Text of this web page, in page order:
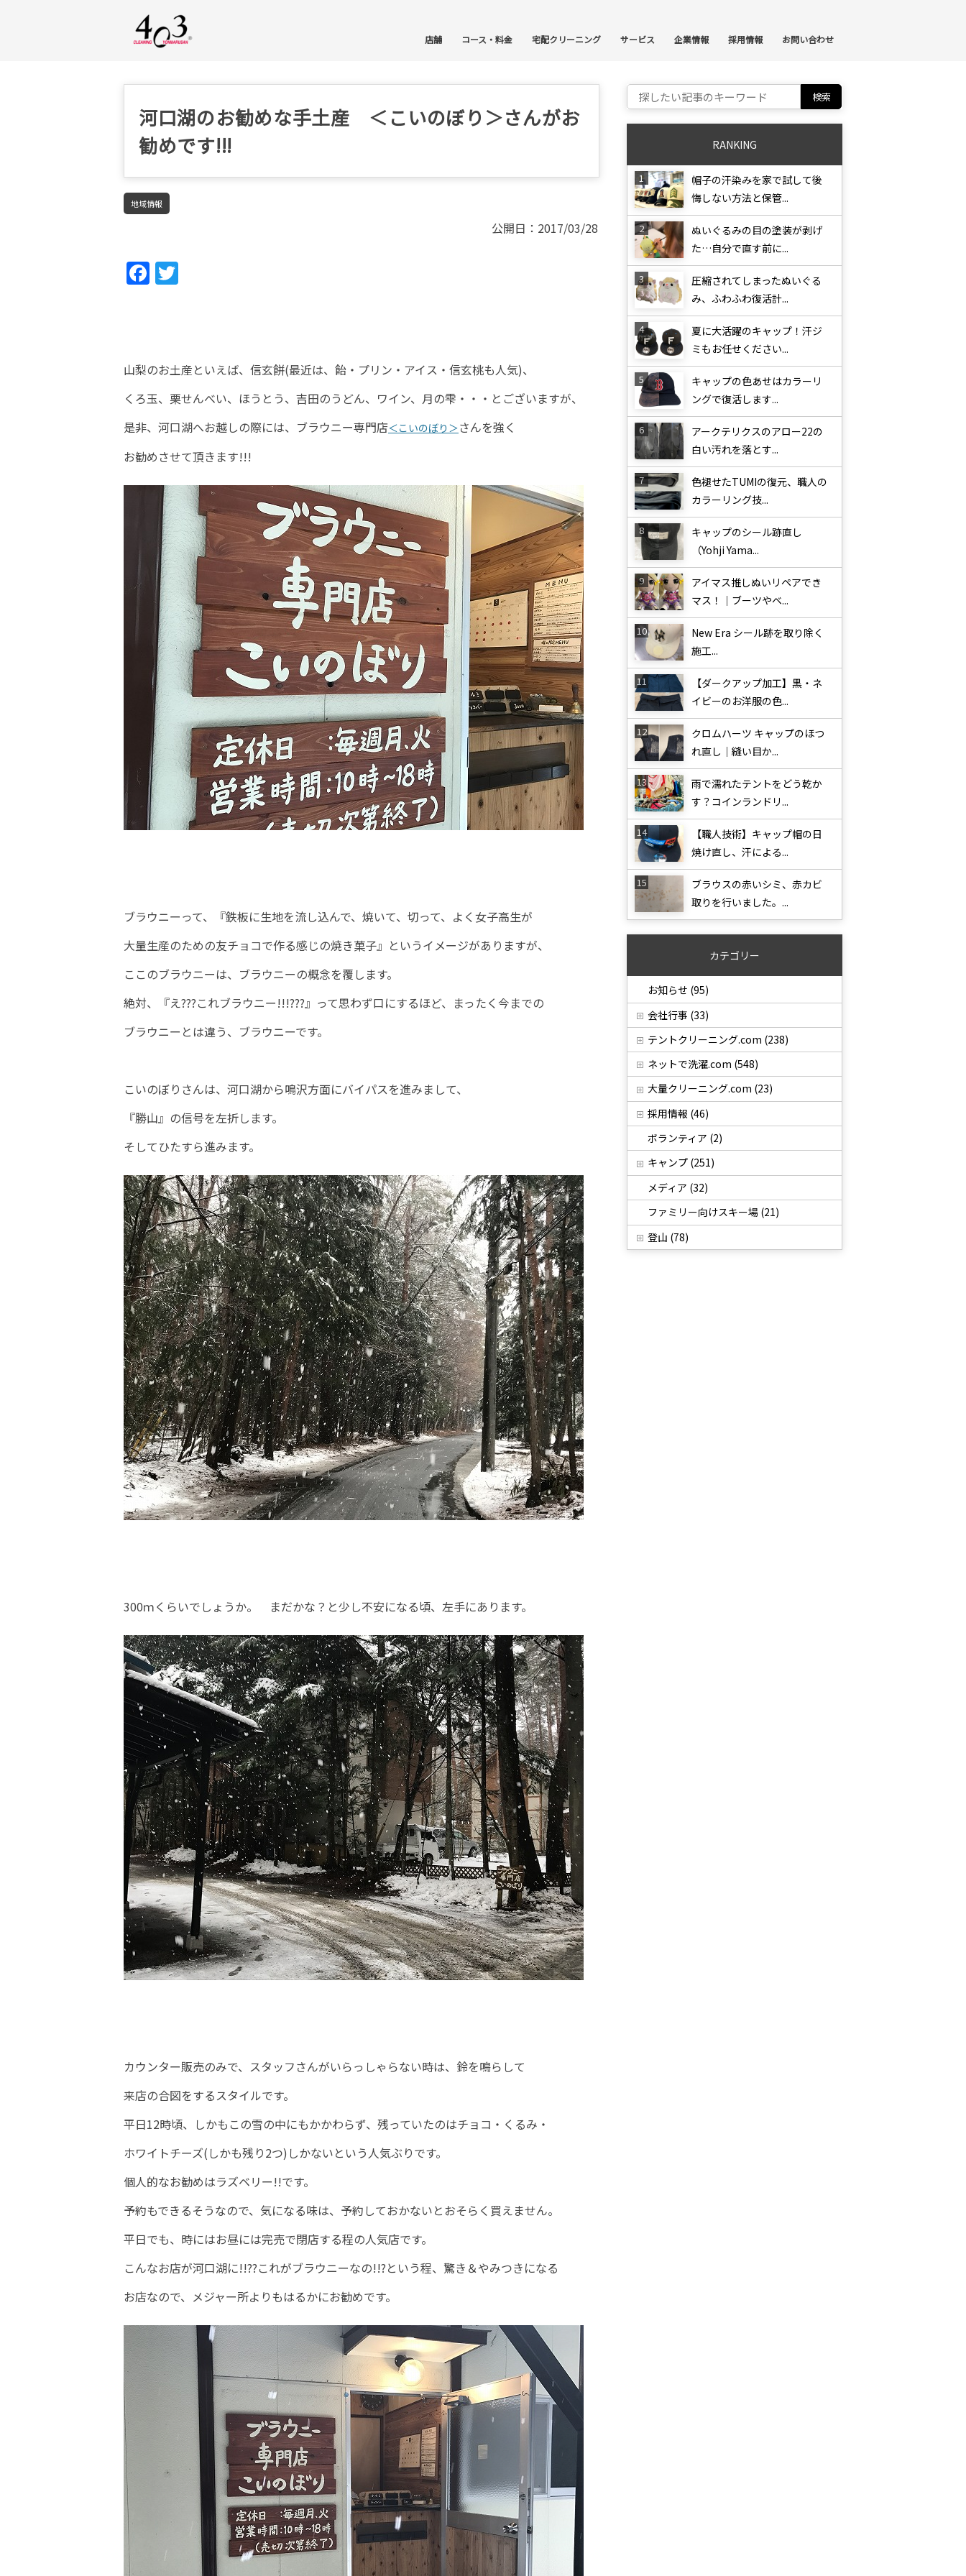
店舗 コース・料金 宅配クリーニング サービス 企業情報 採用情報 お問い合わせ
河口湖のお勧めな手土産 ＜こいのぼり＞さんがお
勧めです!!!
地域情報
公開日：2017/03/28
Fac
山梨のお土産といえば、信玄餅(最近は、飴・プリン・アイス・信玄桃も人気)、
くろ玉、栗せんべい、ほうとう、吉田のうどん、 ワイン、月の雫・・・とございますが、
是非、河口湖へお越しの際には、ブラウニー専門店＜こいのぼり＞さんを強く
お勧めさせて頂きます!!!
ブラウニーって、『鉄板に生地を流し込んで、焼いて、切って、よく女子高生が
大量生産のための友チョコで作る感じの焼き菓子』というイメージがありますが、
ここのブラウニーは、ブラウニーの概念を覆します。
絶対、『え???これブラウニー!!!???』って思わず口にするほど、まったく今までの
ブラウニーとは違う、ブラウニーです。
こいのぼりさんは、河口湖から鳴沢方面にバイパスを進みまして、
『勝山』の信号を左折します。
そしてひたすら進みます。
300ｍくらいでしょうか。 まだかな？と少し不安になる頃、 左手にあります。
カウンター販売のみで、スタッフさんがいらっしゃらない時は、鈴を鳴らして
来店の合図をするスタイルです。
平日12時頃、しかもこの雪の中にもかかわらず、残っていたのはチョコ・くるみ・
ホワイトチーズ(しかも残り2つ)しかないという人気ぶりです。
個人的なお勧めはラズベリー!!です。
予約もできるそうなので、気になる味は、予約しておかないとおそらく買えません。
平日でも、時にはお昼には完売で閉店する程の人気店です。
こんなお店が河口湖に!!??これがブラウニーなの!!?という程、驚き＆やみつきになる
お店なので、メジャー所よりもはるかにお勧めです。
Search for:
RANKING
帽子の汗染みを家で試して後
悔しない方法と保管...
ぬいぐるみの目の塗装が剥げ
た…自分で直す前に...
圧縮されてしまったぬいぐる
み、ふわふわ復活計...
夏に大活躍のキャップ！汗ジ
ミもお任せください...
キャップの色あせはカラーリ
ングで復活します...
アークテリクスのアロー22の
白い汚れを落とす...
色褪せたTUMIの復元、職人の
カラーリング技...
キャップのシール跡直し
（Yohji Yama...
アイマス推しぬいリペアでき
マス！｜ブーツやベ...
New Era シール跡を取り除く
施工...
【ダークアップ加工】黒・ネ
イビーのお洋服の色...
クロムハーツ キャップのほつ
れ直し｜縫い目か...
雨で濡れたテントをどう乾か
す？コインランドリ...
【職人技術】キャップ帽の日
焼け直し、汗による...
ブラウスの赤いシミ、赤カビ
取りを行いました。...
カテゴリー
お知らせ (95)
会社行事 (33)
テントクリーニング.com (238)
ネットで洗濯.com (548)
大量クリーニング.com (23)
採用情報 (46)
ボランティア (2)
キャンプ (251)
メディア (32)
ファミリー向けスキー場 (21)
登山 (78)